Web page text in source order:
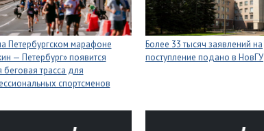
Петербургском марафоне
— Петербург» появится
беговая трасса для
спортсменов
Более 33 тысяч заявлений на
поступление подано в НовГУ